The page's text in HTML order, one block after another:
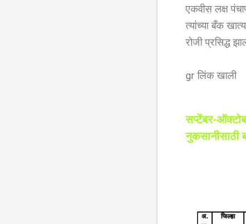
एकवीस लक्ष
त्यांच्या बँक
रोजी प्रसिद्ध
gr लिंक खाली
सप्टेंबर-
नुकसानीसाठी